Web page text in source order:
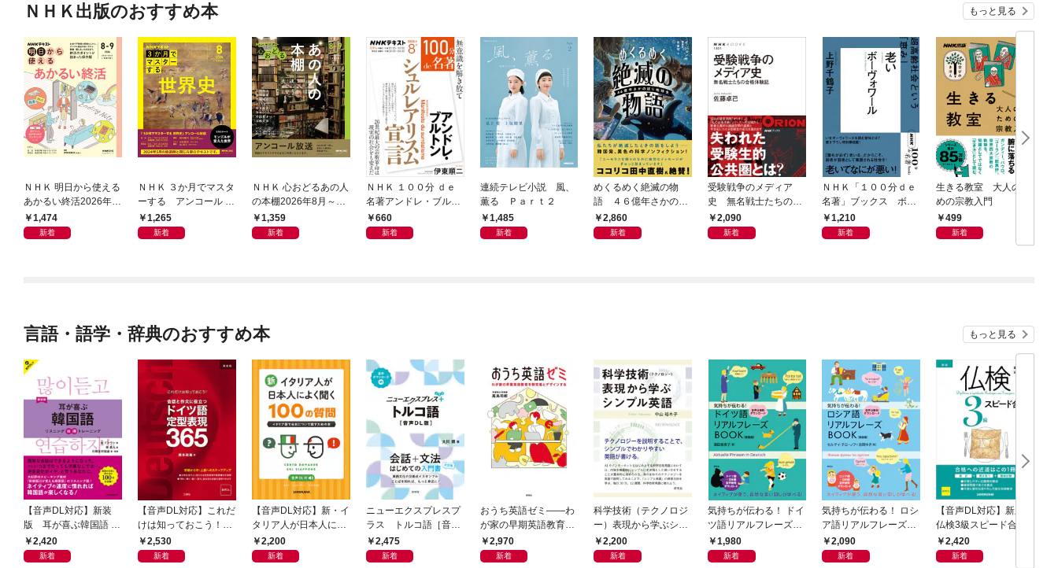
ＮＨＫ出版のおすすめ本 もっと見る
ＮＨＫ 明日から使える
あかるい終活2026年8
月～9月
1,474
新着
ＮＨＫ ３か月でマスタ
ーする アンコール 世
界史2026年8月
1,265
新着
ＮＨＫ 心おどるあの人
の本棚2026年8月～9
月1,359
新着
ＮＨＫ １００分 ｄｅ
名著アンドレ・ブルト
ン 『シュルレアリスム
宣言』2026年8月
660
新着
連続テレビ小説 風、
薫る Ｐａｒｔ２
1,485
新着
めくるめく絶滅の物
語 ４６億年さかのぼ
り地球史
2,860
新着
受験戦争のメディア
史 無名戦士たちの合
格体験記
2,090
新着
ＮＨＫ「１００分ｄｅ
名著」ブックス ボー
ヴォワール 老い 超
高齢社会という「恵
1,210
新着
生きる教室 大人のた
めの宗教入門
499
新着
言語・語学・辞典のおすすめ本 もっと見る
【音声DL対応】新装
版 耳が喜ぶ韓国語 リ
スニング体得トレーニ
ング
2,420
新着
【音声DL対応】これだ
けは知っておこう！
新装版 会話と作文に役
立つドイツ語定型表現
2,530
新着
【音声DL対応】新・イ
タリア人が日本人によ
く聞く100の質問
2,200
新着
ニューエクスプレスプ
ラス トルコ語［音声
DL版］
2,475
新着
おうち英語ゼミ――わ
が家の早期英語教育を
研究者とデザインする
2,970
新着
科学技術（テクノロジ
ー）表現から学ぶシン
プル英語
2,200
新着
気持ちが伝わる！ ドイ
ツ語リアルフレーズB
OOK〈新装版〉
1,980
新着
気持ちが伝わる！ ロシ
ア語リアルフレーズB
OOK〈新装版〉
2,090
新着
【音声DL対応】新版
仏検3級スピード合格
2,420
新着